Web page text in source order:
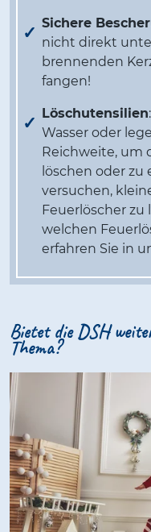
Sichere
nicht direkt
brennenden
fangen!
Löschutensilien
Wasser oder
Reichweite, um
löschen oder zu
versuchen,
Feuerlöscher zu
welchen
erfahren Sie in
Bietet die DSH
Thema?